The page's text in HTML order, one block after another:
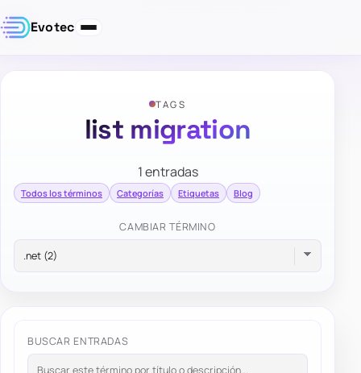
Evotec
TAGS
list migration
1 entradas
Todos los términos Categorías Etiquetas Blog
CAMBIAR TÉRMINO
BUSCAR ENTRADAS